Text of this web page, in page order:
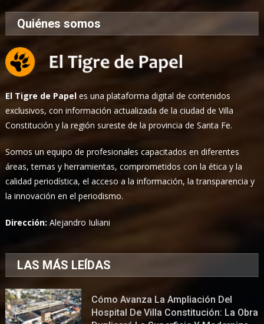
Quiénes somos
El Tigre de Papel es una plataforma digital de contenidos
exclusivos, con información actualizada de la ciudad de Villa
Constitución y la región sureste de la provincia de Santa Fe.
Somos un equipo de profesionales capacitados en diferentes
áreas, temas y herramientas, comprometidos con la ética y la
calidad periodística, el acceso a la información, la transparencia y
la innovación en el periodismo.
Dirección:Alejandro Iuliani
LAS MÁS LEÍDAS
Cómo Avanza La Ampliación Del
Hospital De Villa Constitución: La Obra